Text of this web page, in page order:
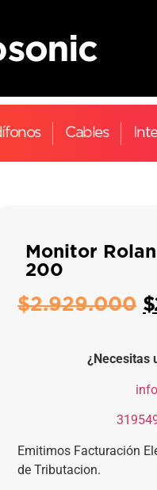
Cables
Monitor
200
$2.929.000 $
¿Necesitas
Emitimos Facturación
de Tributacion.